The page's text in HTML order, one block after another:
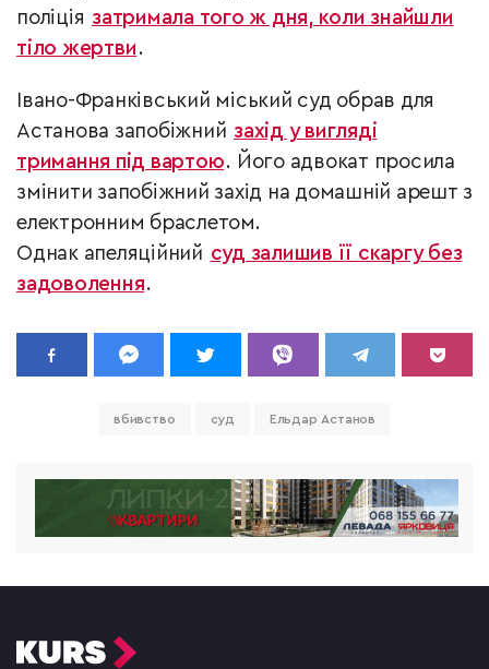
поліція затримала того ж дня, коли знайшли
тіло жертви .
Івано-Франківський міський суд обрав для
Астанова запобіжний захід у вигляді
тримання під вартою. Його адвокат просила
змінити запобіжний захід на домашній арешт з
електронним браслетом.
Однак апеляційний суд залишив її скаргу без
задоволення.
вбивство суд Ельдар Астанов